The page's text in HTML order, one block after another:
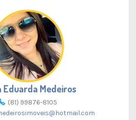
Eduarda Medeiros
(81) 99876-8105